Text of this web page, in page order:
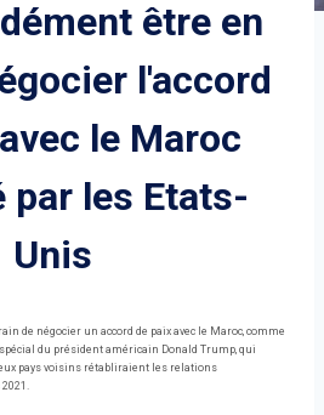
être en
l'accord
le Maroc
par les Etats-
Unis
de négocier un accord de paix avec le Maroc, comme
du président américain Donald Trump, qui
pays voisins rétabliraient les relations